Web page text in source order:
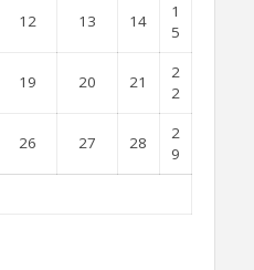
12 13 14
1
5
19 20 21
2
2
26 27 28
2
9